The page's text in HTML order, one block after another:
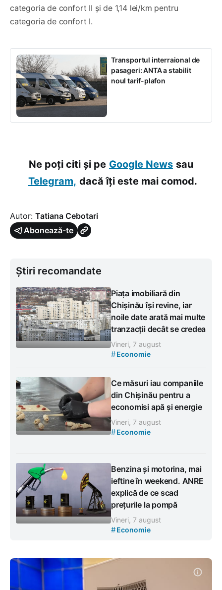
categoria de confort II și de 1,14 lei/km pentru
categoria de confort I.
Transportul interraional de
pasageri: ANTA a stabilit
noul tarif-plafon
Ne poți citi și pe Google News sau
Telegram, dacă îți este mai comod.
Autor: Tatiana Cebotari
Abonează-te
Știri recomandate
Piața imobiliară din
Chișinău își revine, iar
noile date arată mai multe
tranzacții decât se credea
Vineri, 7 august
#Economie
Ce măsuri iau companiile
din Chișinău pentru a
economisi apă și energie
Vineri, 7 august
#Economie
Benzina și motorina, mai
ieftine în weekend. ANRE
explică de ce scad
prețurile la pompă
Vineri, 7 august
#Economie